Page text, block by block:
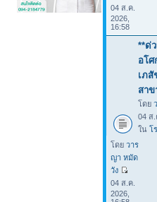
04 ส.ค.
2026,
16:58
**ด่
อโ
เภสั
สาข
โดย
04 ส.
ใน โ
โดย วาร
ญา หมัด
วัง
04 ส.ค.
2026,